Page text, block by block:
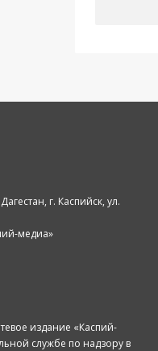
г. Каспийск, ул.
медиа»
издание «Каспий-
службе по надзору в